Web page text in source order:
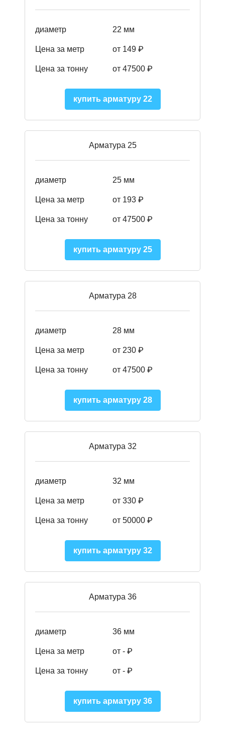
диаметр 22 мм
Цена за метр от 149 ₽
Цена за тонну от 47500 ₽
купить арматуру 22
Арматура 25
диаметр 25 мм
Цена за метр от 193 ₽
Цена за тонну от 47500 ₽
купить арматуру 25
Арматура 28
диаметр 28 мм
Цена за метр от 230 ₽
Цена за тонну от 47500 ₽
купить арматуру 28
Арматура 32
диаметр 32 мм
Цена за метр от 330 ₽
Цена за тонну от 50000 ₽
купить арматуру 32
Арматура 36
диаметр 36 мм
Цена за метр от - ₽
Цена за тонну от - ₽
купить арматуру 36